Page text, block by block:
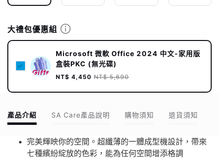
大禮包優惠組
Microsoft 微軟 Office 2024 中文-家用版
盒裝PKC (無光碟)
NT$ 4,450 NT$ 5,690
產品介紹 SA Care產品說明 購物須知 退貨須知
完美輝映你的空間。超纖薄的一體成型機設計，帶來
七種繽紛綻放的色彩，能為任何空間增添格調